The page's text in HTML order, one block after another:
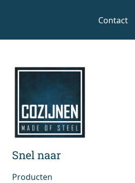
Contact
Snel naar
Producten